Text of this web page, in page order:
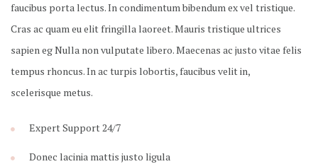
faucibus porta lectus. In condimentum bibendum ex vel tristique.
Cras ac quam eu elit fringilla laoreet. Mauris tristique ultrices
sapien eg Nulla non vulputate libero. Maecenas ac justo vitae felis
tempus rhoncus. In ac turpis lobortis, faucibus velit in,
scelerisque metus.
Expert Support 24/7
Donec lacinia mattis justo ligula